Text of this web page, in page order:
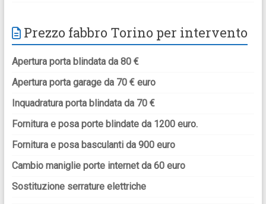
Prezzo fabbro Torino per intervento
Apertura porta blindata da 80 €
Apertura porta garage da 70 € euro
Inquadratura porta blindata da 70 €
Fornitura e posa porte blindate da 1200 euro.
Fornitura e posa basculanti da 900 euro
Cambio maniglie porte internet da 60 euro
Sostituzione serrature elettriche